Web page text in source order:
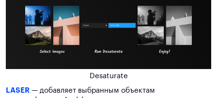
Desaturate
LASER — добавляет выбранным объектам